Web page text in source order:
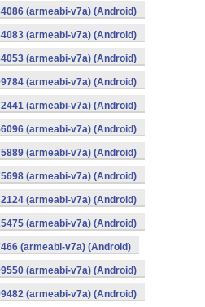
(armeabi-v7a) (Android)
(armeabi-v7a) (Android)
(armeabi-v7a) (Android)
(armeabi-v7a) (Android)
(armeabi-v7a) (Android)
(armeabi-v7a) (Android)
(armeabi-v7a) (Android)
(armeabi-v7a) (Android)
(armeabi-v7a) (Android)
(armeabi-v7a) (Android)
(armeabi-v7a) (Android)
(armeabi-v7a) (Android)
(armeabi-v7a) (Android)